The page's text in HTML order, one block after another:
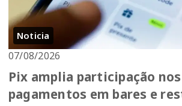
Noticia
07/08/2026
Pix amplia participação nos
pagamentos em bares e